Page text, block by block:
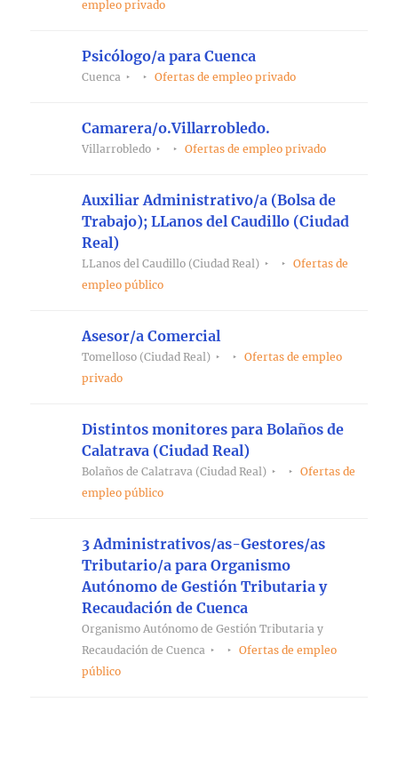
empleo privado
Psicólogo/a para Cuenca
Cuenca Ofertas de empleo privado
Camarera/o.Villarrobledo.
Villarrobledo Ofertas de empleo privado
Auxiliar Administrativo/a (Bolsa de
Trabajo); LLanos del Caudillo (Ciudad
Real)
LLanos del Caudillo (Ciudad Real)
Ofertas de
empleo público
Asesor/a Comercial
Tomelloso (Ciudad Real)
Ofertas de empleo
privado
Distintos monitores para Bolaños de
Calatrava (Ciudad Real)
Bolaños de Calatrava (Ciudad Real)
Ofertas de
empleo público
3 Administrativos/as-Gestores/as
Tributario/a para Organismo
Autónomo de Gestión Tributaria y
Recaudación de Cuenca
Organismo Autónomo de Gestión Tributaria y
Recaudación de Cuenca
Ofertas de empleo
público